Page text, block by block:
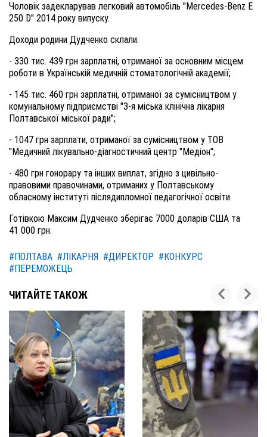
Чоловік задекларував легковий автомобіль "Mercedes-Benz E
250 D" 2014 року випуску.
Доходи родини Дудченко склали:
- 330 тис. 439 грн зарплатні, отриманої за основним місцем
роботи в Українській медичній стоматологічній академії;
- 145 тис. 460 грн зарплатні, отриманої за сумісництвом у
комунальному підприємстві "3-я міська клінічна лікарня
Полтавської міської ради";
- 1047 грн зарплати, отриманої за сумісництвом у ТОВ
"Медичний лікувально-діагностичний центр "Медіон";
- 480 грн гонорару та інших виплат, згідно з цивільно-
правовими правочинами, отриманих у Полтавському
обласному інституті післядипломної педагогічної освіти.
Готівкою Максим Дудченко зберігає 7000 доларів США та
41 000 грн.
#ПОЛТАВА #ЛІКАРНЯ #ДИРЕКТОР #КОНКУРС
#ПЕРЕМОЖЕЦЬ
ЧИТАЙТЕ ТАКОЖ